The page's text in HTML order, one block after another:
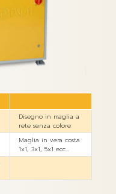
Disegno in maglia a
rete senza colore
Maglia in vera costa
1x1, 3x1, 5x1 ecc...